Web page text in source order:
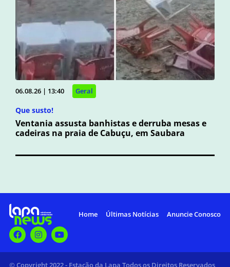
06.08.26 | 13:40 Geral
Que susto!
Ventania assusta banhistas e derruba mesas e
cadeiras na praia de Cabuçu, em Saubara
Home Últimas Notícias Anuncie Conosco
© Copyright 2022 - Estação da Lapa Todos os Direitos Reservados